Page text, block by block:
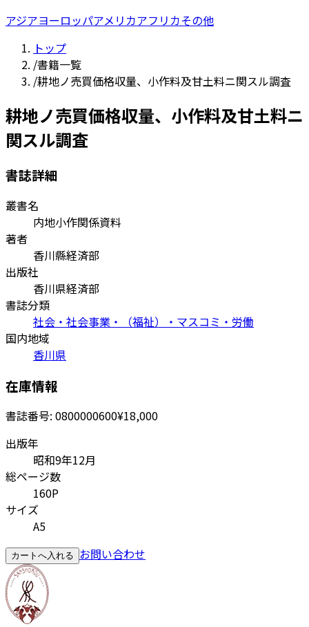
アジアヨーロッパアメリカアフリカその他
トップ
/書籍一覧
/耕地ノ売買価格収量、小作料及甘土料ニ関スル調査
耕地ノ売買価格収量、小作料及甘土料ニ
関スル調査
書誌詳細
叢書名
内地小作関係資料
著者
香川縣経済部
出版社
香川県経済部
書誌分類
社会・社会事業・（福祉）・マスコミ・労働
国内地域
香川県
在庫情報
書誌番号: 0800000600¥18,000
出版年
昭和9年12月
総ページ数
160P
サイズ
A5
カートへ入れる お問い合わせ